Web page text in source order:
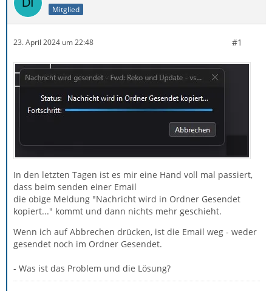
Mitglied
23. April 2024 um 22:48 #1
In den letzten Tagen ist es mir eine Hand voll mal passiert,
dass beim senden einer Email
die obige Meldung "Nachricht wird in Ordner Gesendet
kopiert..." kommt und dann nichts mehr geschieht.
Wenn ich auf Abbrechen drücken, ist die Email weg - weder
gesendet noch im Ordner Gesendet.
- Was ist das Problem und die Lösung?